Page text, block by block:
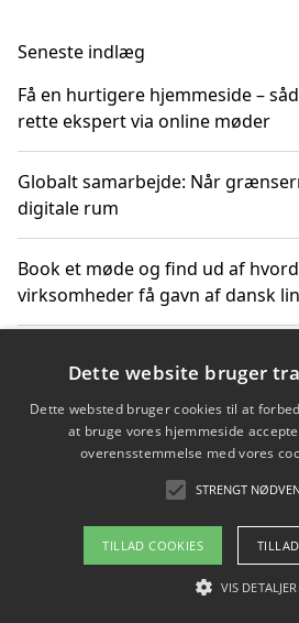
Seneste indlæg
Få en hurtigere hjemmeside –
rette ekspert via online møder
Globalt samarbejde: Når
digitale rum
Book et møde og find ud af
virksomheder få gavn af dansk
får du indgår et samarbejde
Hold et møde med en
mest professionelle til at
Copyright 2026 -
Om / kontakt
Dette website bruger
Dette websted bruger cookies til at
at bruge vores hjemmeside
overensstemmelse med vores
STRENGT
TILLAD COOKIES
VIS DETALJER